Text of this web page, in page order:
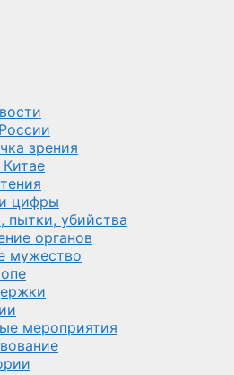
зрения
цифры
пытки, убийства
органов
мужество
мероприятия